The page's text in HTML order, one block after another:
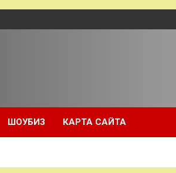
ШОУБИЗ КАРТА САЙТА